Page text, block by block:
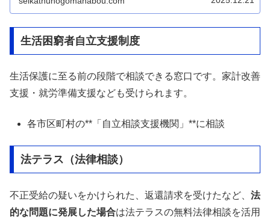
生活困窮者自立支援制度
生活保護に至る前の段階で相談できる窓口です。家計改善
支援・就労準備支援なども受けられます。
各市区町村の**「自立相談支援機関」**に相談
法テラス（法律相談）
不正受給の疑いをかけられた、返還請求を受けたなど、 法
的な問題に発展した場合は法テラスの無料法律相談を活用